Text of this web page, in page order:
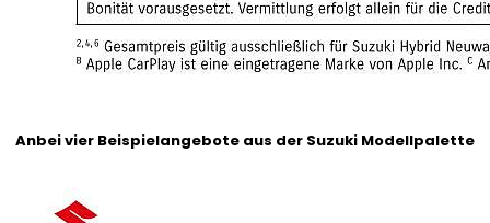
Anbei vier Beispielangebote aus der Suzuki Modellpalette